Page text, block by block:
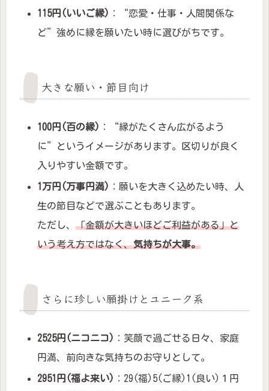
115円(いいご縁) ：“恋愛・仕事・人間関係な
ど”強めに縁を願いたい時に選びがちです。
大きな願い・節目向け
100円(百の縁) ：“縁がたくさん広がるよう
に”というイメージがあります。区切りが良く
入りやすい金額です。
1万円(万事円満) ：願いを大きく込めたい時、人
生の節目などで選ぶこともあります。
ただし、「金額が大きいほどご利益がある」と
いう考え方ではなく、気持ちが大事。
さらに珍しい願掛けとユニーク系
2525円(ニコニコ) ：笑顔で過ごせる日々、家庭
円満、前向きな気持ちのお守りとして。
2951円(福よ来い) ：29(福)5(ご縁)1(良い)１円